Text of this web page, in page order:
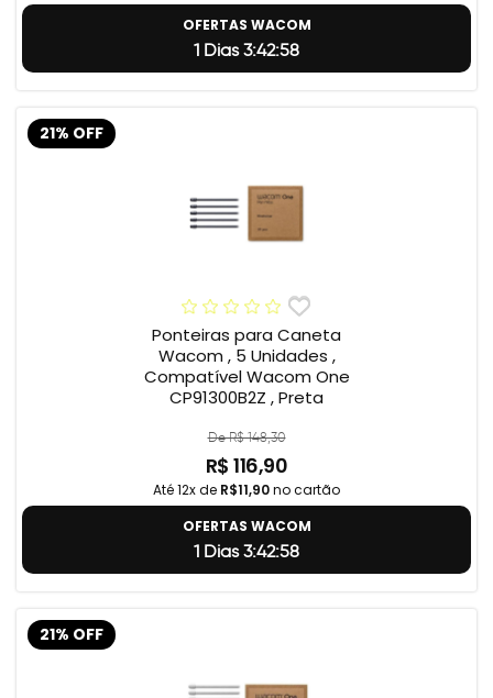
OFERTAS WACOM
1 Dias 3:42:57
21% OFF
Ponteiras para Caneta
Wacom , 5 Unidades ,
Compatível Wacom One
CP91300B2Z , Preta
De R$ 148,30
R$ 116,90
Até 12x de R$11,90no cartão
OFERTAS WACOM
1 Dias 3:42:57
21% OFF